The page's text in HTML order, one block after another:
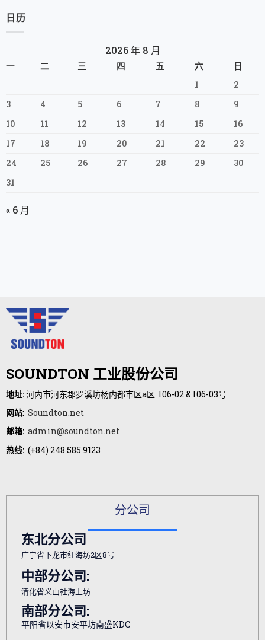
日历
2026 年 8 月
一 二 三 四 五 六
日
1
2
3
4 5 6 7 8
9
10
11 12 13 14 15
16
17
18 19 20 21 22
23
24
25 26 27 28 29
30
31
« 6 月
SOUNDTON 工业股份公司
地址:河内市河东郡罗溪坊杨内都市区a区 l06-02 & l06-03号
网站: Soundton.net
邮箱: admin@soundton.net
热线: (+84) 248 585 9123
分公司
东北分公司
广宁省下龙市红海坊2区8号
中部分公司:
清化省义山社海上坊
南部分公司:
平阳省以安市安平坊南盛KDC